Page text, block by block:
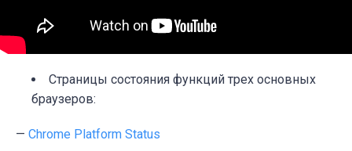
Страницы состояния функций трех основных
браузеров:
— Chrome Platform Status